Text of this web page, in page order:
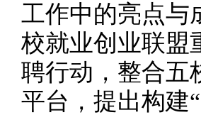
工作中的亮点与
校就业创业联盟
聘行动，整合五
平台，提出构建